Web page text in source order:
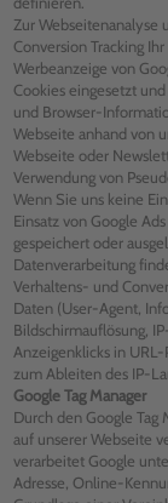
Zur Webseitenanalyse
Conversion Tracking
Werbeanzeige von
Cookies eingesetzt
und Browser-
Webseite anhand von
Webseite oder
Verwendung von
Wenn Sie uns keine
Einsatz von Google
gespeichert oder
Datenverarbeitung
Verhaltens- und
Daten (User-Agent,
Bildschirmauflösung,
Anzeigenklicks in
zum Ableiten des IP-
Google Tag Manager
Durch den Google Tag
auf unserer Webseite
verarbeitet Google
Adresse, Online-